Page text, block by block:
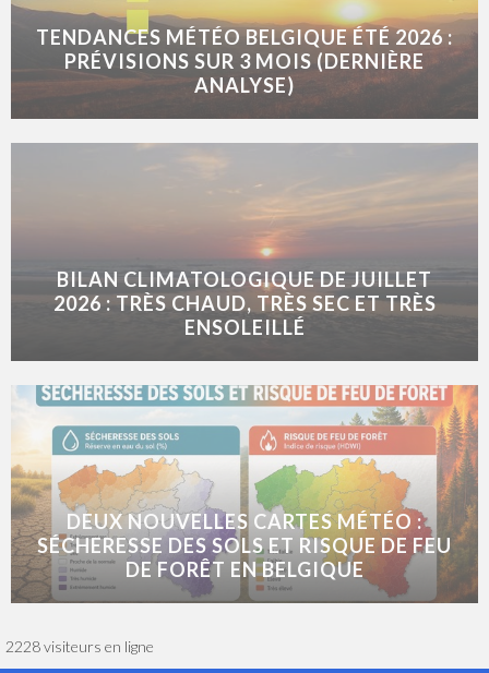
TENDANCES MÉTÉO BELGIQUE ÉTÉ 2026 :
PRÉVISIONS SUR 3 MOIS (DERNIÈRE
ANALYSE)
BILAN CLIMATOLOGIQUE DE JUILLET
2026 : TRÈS CHAUD, TRÈS SEC ET TRÈS
ENSOLEILLÉ
DEUX NOUVELLES CARTES MÉTÉO :
SÉCHERESSE DES SOLS ET RISQUE DE FEU
DE FORÊT EN BELGIQUE
2228 visiteurs en ligne